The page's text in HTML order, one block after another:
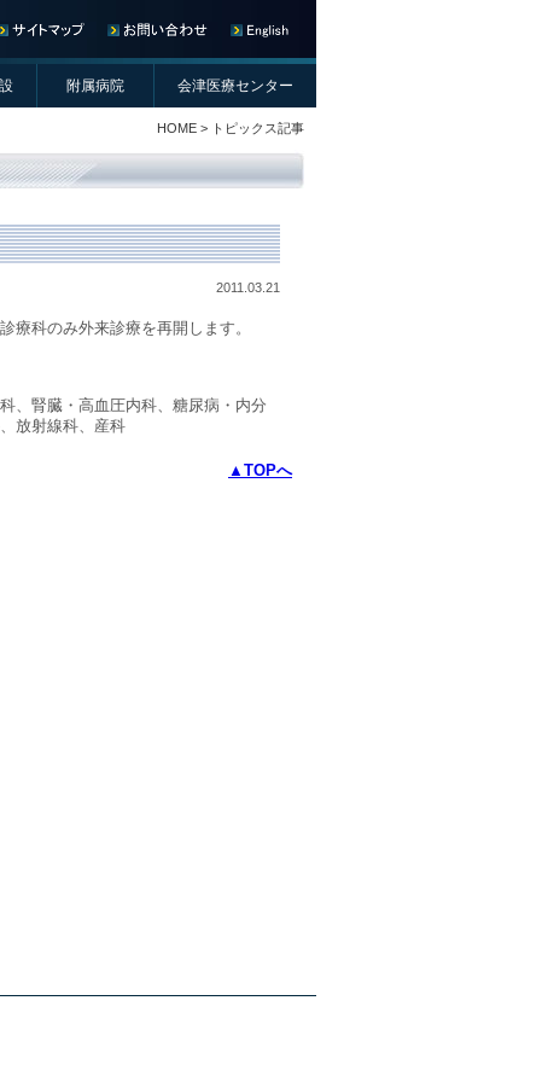
附属病院 会津医療センター
HOME > トピックス記事
2011.03.21
療科のみ外来診療を再開します。
、腎臓・高血圧内科、糖尿病・内分
放射線科、産科
▲TOPへ